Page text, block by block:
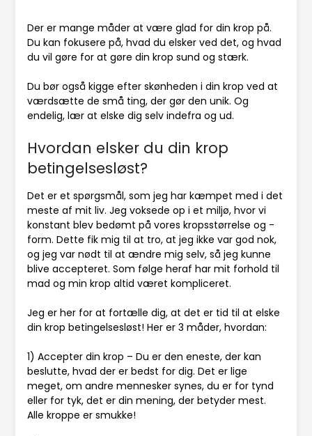
Der er mange måder at være glad for din krop på.
Du kan fokusere på, hvad du elsker ved det, og hvad
du vil gøre for at gøre din krop sund og stærk.
Du bør også kigge efter skønheden i din krop ved at
værdsætte de små ting, der gør den unik. Og
endelig, lær at elske dig selv indefra og ud.
Hvordan elsker du din krop
betingelsesløst?
Det er et spørgsmål, som jeg har kæmpet med i det
meste af mit liv. Jeg voksede op i et miljø, hvor vi
konstant blev bedømt på vores kropsstørrelse og -
form. Dette fik mig til at tro, at jeg ikke var god nok,
og jeg var nødt til at ændre mig selv, så jeg kunne
blive accepteret. Som følge heraf har mit forhold til
mad og min krop altid været kompliceret.
Jeg er her for at fortælle dig, at det er tid til at elske
din krop betingelsesløst! Her er 3 måder, hvordan:
1) Accepter din krop – Du er den eneste, der kan
beslutte, hvad der er bedst for dig. Det er lige
meget, om andre mennesker synes, du er for tynd
eller for tyk, det er din mening, der betyder mest.
Alle kroppe er smukke!